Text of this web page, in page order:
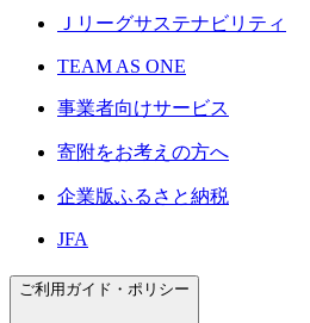
Ｊリーグサステナビリティ
TEAM AS ONE
事業者向けサービス
寄附をお考えの方へ
企業版ふるさと納税
JFA
ご利用ガイド・ポリシー